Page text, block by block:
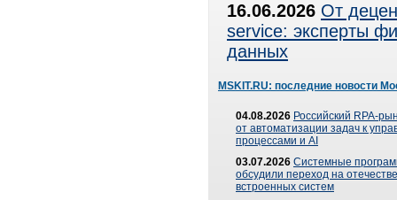
16.06.2026 От
service: эксперты
данных
MSKIT.RU: последние новости
04.08.2026 Российский RPA-
от автоматизации задач к
процессами и AI
03.07.2026 Системные
обсудили переход на
встроенных систем